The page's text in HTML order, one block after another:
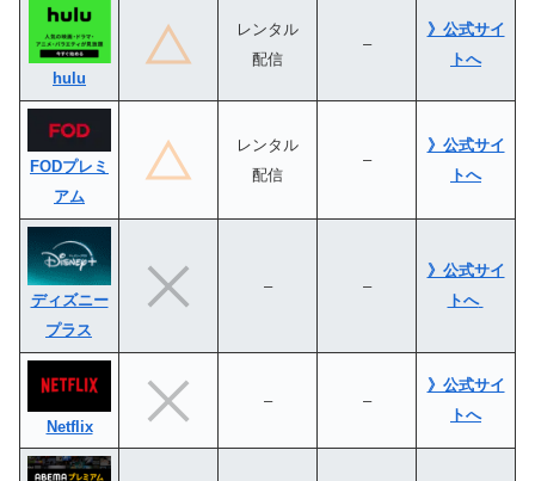
hulu
レンタル
配信
–
》公式サイ
トへ
FODプレミ
アム
レンタル
配信
–
》公式サイ
トへ
ディズニー
プラス
– –
》公式サイ
トへ
Netflix
– –
》公式サイ
トへ